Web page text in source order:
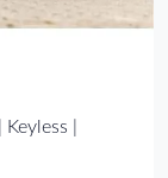
|